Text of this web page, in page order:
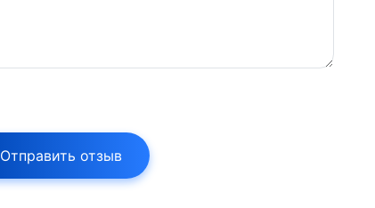
Отправить отзыв